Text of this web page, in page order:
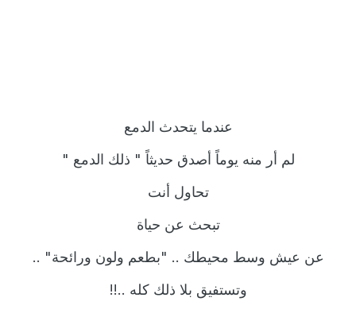
عندما يتحدث الدمع
لم أر منه يوماً أصدق حديثاً " ذلك الدمع "
تحاول أنت
تبحث عن حياة
عن عيش وسط محيطك .. "بطعم ولون ورائحة" ..
وتستفيق بلا ذلك كله ..!!